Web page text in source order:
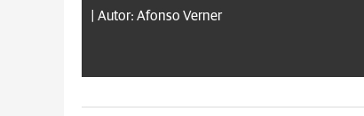
Autor: Afonso Verner